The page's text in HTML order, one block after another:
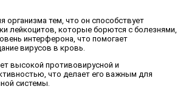
организма тем, что он способствует
лейкоцитов, которые борются с болезнями,
интерферона, что помогает
вирусов в кровь.
высокой противовирусной и
что делает его важным для
системы.